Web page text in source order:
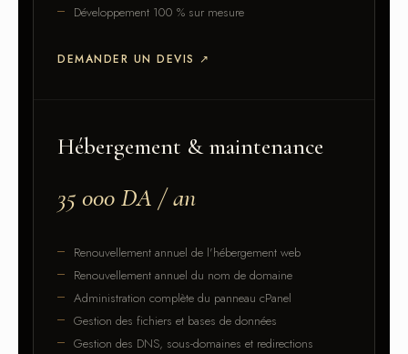
Développement 100 % sur mesure
DEMANDER UN DEVIS ↗
Hébergement & maintenance
35 000 DA / an
Renouvellement annuel de l'hébergement web
Renouvellement annuel du nom de domaine
Administration complète du panneau cPanel
Gestion des fichiers et bases de données
Gestion des DNS, sous-domaines et redirections